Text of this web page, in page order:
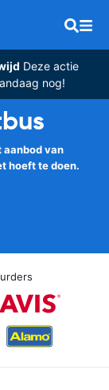
Deze actie
nog!
van
hoeft te doen.